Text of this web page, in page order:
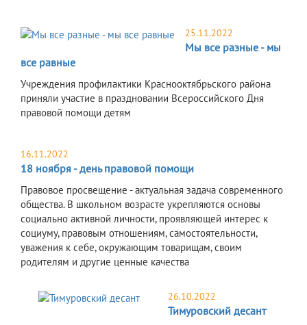
25.11.2022
Мы все разные - мы
все равные
Учреждения профилактики Краснооктябрьского района
приняли участие в праздновании Всероссийского Дня
правовой помощи детям
16.11.2022
18 ноября - день правовой помощи
Правовое просвещение - актуальная задача современного
общества. В школьном возрасте укрепляются основы
социально активной личности, проявляющей интерес к
социуму, правовым отношениям, самостоятельности,
уважения к себе, окружающим товарищам, своим
родителям и другие ценные качества
26.10.2022
Тимуровский десант